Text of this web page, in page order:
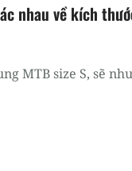
nhau về kích
MTB size S, sẽ